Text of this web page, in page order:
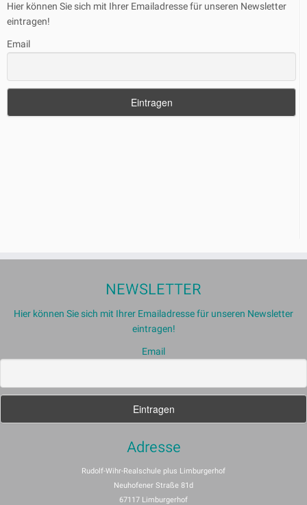
Hier können Sie sich mit Ihrer Emailadresse für unseren Newsletter
eintragen!
Email
NEWSLETTER
Hier können Sie sich mit Ihrer Emailadresse für unseren Newsletter
eintragen!
Email
Adresse
Rudolf-Wihr-Realschule plus Limburgerhof
Neuhofener Straße 81d
67117 Limburgerhof